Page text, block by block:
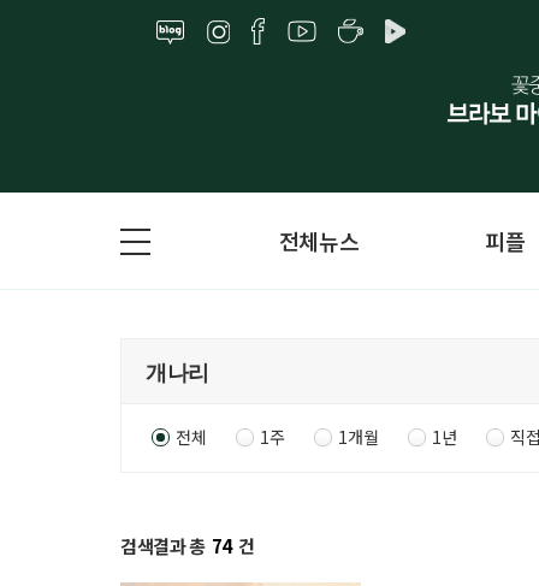
전체뉴스 피플
전체 1주 1개월 1년 직
검색결과 총 74 건